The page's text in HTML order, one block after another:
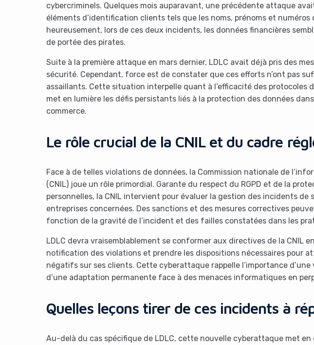
cybercriminels. Quelques mois auparavant, une précédente attaque
éléments d’identification clients tels que les noms, prénoms et numéros
heureusement, lors de ces deux incidents, les données financières
de portée des pirates.
Suite à la première attaque en mars dernier, LDLC avait déjà pris des
sécurité. Cependant, force est de constater que ces efforts n’ont pas
assaillants. Cette situation interpelle quant à l’efficacité des protocoles
met en lumière les défis persistants liés à la protection des données
commerce.
Le rôle crucial de la CNIL et du cadre
Face à de telles violations de données, la Commission nationale de
(CNIL) joue un rôle primordial. Garante du respect du RGPD et de la
personnelles, la CNIL intervient pour évaluer la gestion des incidents de
entreprises concernées. Des sanctions et des mesures correctives
fonction de la gravité de l’incident et des failles constatées dans les
LDLC devra vraisemblablement se conformer aux directives de la CNIL
notification des violations et prendre les dispositions nécessaires pour
négatifs sur ses clients. Cette cyberattaque rappelle l’importance
d’une adaptation permanente face à des menaces informatiques en
Quelles leçons tirer de ces incidents à
Au-delà du cas spécifique de LDLC, cette nouvelle cyberattaque met en
It looks like